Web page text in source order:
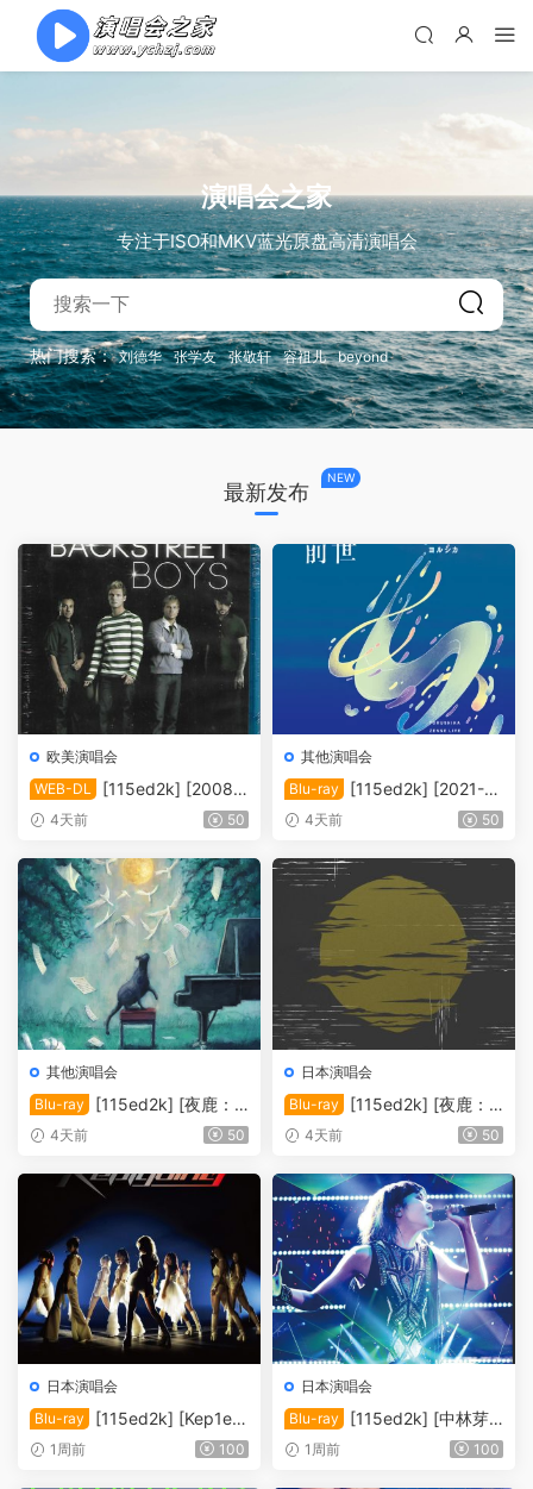
演唱会之家
专注于ISO和MKV蓝光原盘高清演唱会
热门搜索： 刘德华 张学友 张敬轩 容祖儿 beyond
最新发布
NEW
欧美演唱会
WEB-DL
[115ed2k] [2008-
后街男孩伦敦演唱会][MKV/4.
4天前 50
其他演唱会
Blu-ray
[115ed2k] [2021-夜
鹿：「前世」线上演唱会][M
y.FLAC2.0.x264]
4天前 50
其他演唱会
Blu-ray
[115ed2k] [夜鹿：2
024「月亮和猫之舞」演唱
BluRay.FLAC2.0.x264]
4天前 50
日本演唱会
Blu-ray
[115ed2k] [夜鹿：2
022「月光」演唱会][MKV/1
AC2.0.x264]
4天前 50
日本演唱会
Blu-ray
[115ed2k] [Kep1er
日本演唱会2024][ISO/42.36
1周前 100
日本演唱会
Blu-ray
[115ed2k] [中林芽
依-2016纪念演唱会][ISO/39.
1周前 100